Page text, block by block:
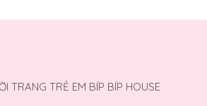
TRANG TRẺ EM BÍP BÍP HOUSE